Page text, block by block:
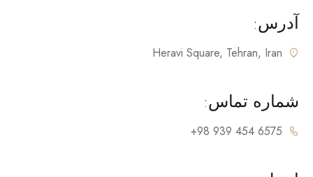
آدرس:
Heravi Square, Tehran, Iran
شماره تماس:
6575 454 939 98+